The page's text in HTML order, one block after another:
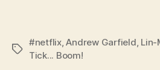
Tags
#netflix,Andrew Garfield, Lin-
Tick... Boom!